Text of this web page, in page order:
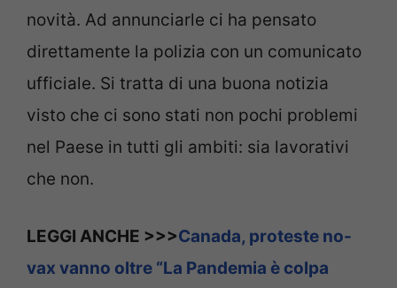
novità. Ad annunciarle ci ha pensato
direttamente la polizia con un comunicato
ufficiale. Si tratta di una buona notizia
visto che ci sono stati non pochi problemi
nel Paese in tutti gli ambiti: sia lavorativi
che non.
LEGGI ANCHE >>>Canada, proteste no-
vax vanno oltre “La Pandemia è colpa